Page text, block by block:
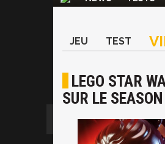
JEU TEST
LEGO STAR
SUR LE